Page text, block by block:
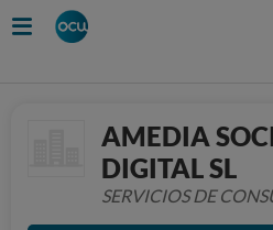
AMEDIA
DIGITAL SL
SERVICIOS DE